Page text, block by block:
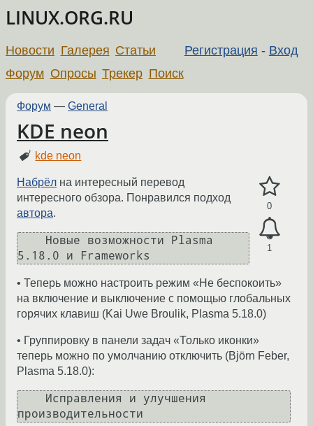
LINUX.ORG.RU
Регистрация - Вход
Новости Галерея Статьи
Форум Опросы Трекер Поиск
Форум — General
KDE neon
kde neon
0
1
Набрёл на интересный перевод
интересного обзора. Понравился подход
автора.
• Теперь можно настроить режим «Не беспокоить»
на включение и выключение с помощью глобальных
горячих клавиш (Kai Uwe Broulik, Plasma 5.18.0)
• Группировку в панели задач «Только иконки»
теперь можно по умолчанию отключить (Björn Feber,
Plasma 5.18.0):